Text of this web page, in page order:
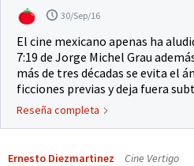
30/Sep/16
El cine mexicano apenas ha
7:19 de Jorge Michel Grau
más de tres décadas se evita el
ficciones previas y deja fuera
Reseña completa
Ernesto Diezmartinez Cine Vertigo